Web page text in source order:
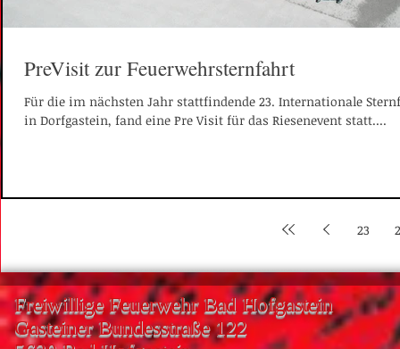
PreVisit zur Feuerwehrsternfahrt
Für die im nächsten Jahr stattfindende 23. Internationale
in Dorfgastein, fand eine Pre Visit für das Riesenevent statt....
23
Freiwillige Feuerwehr Bad Hofgastein
Gasteiner Bundesstraße 122